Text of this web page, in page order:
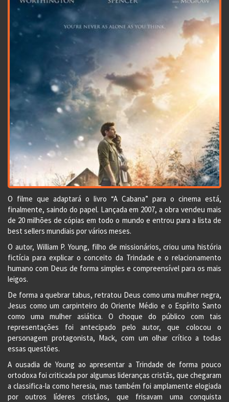
O filme que adaptará o livro “A Cabana” para o cinema está,
finalmente, saindo do papel. Lançada em 2007, a obra vendeu mais
de 20 milhões de cópias em todo o mundo e entrou para a lista de
best sellers mundiais por vários meses.
O autor, William P. Young, filho de missionários, criou uma história
fictícia para explicar o conceito da Trindade e o relacionamento
humano com Deus de forma simples e compreensível para os mais
leigos.
De forma a quebrar tabus, retratou Deus como uma mulher negra,
Jesus como um carpinteiro do Oriente Médio e o Espírito Santo
como uma mulher asiática. O choque do público com tais
representações foi antecipado pelo autor, que colocou o
personagem protagonista, Mack, com um olhar crítico a todas
essas questões.
A ousadia de Young ao apresentar a Trindade de forma pouco
ortodoxa foi criticada por algumas lideranças cristãs, que chegaram
a classifica-la como heresia, mas também foi amplamente elogiada
por outros líderes cristãos, que frisavam uma conquista